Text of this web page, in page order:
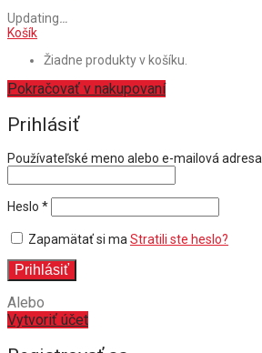
Updating…
Košík
Žiadne produkty v košíku.
Pokračovať v nakupovaní
Prihlásiť
Používateľské meno alebo e-mailová adresa
Heslo *Povinné
Zapamätať si ma Stratili ste heslo?
Prihlásiť
Alebo
Vytvoriť účet